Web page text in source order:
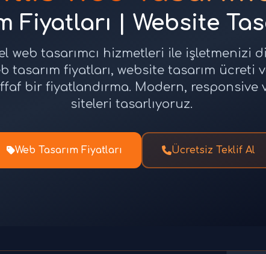
Fiyatları | Website
web tasarımcı hizmetleri ile işletmenizi
tasarım fiyatları, website tasarım ücreti
bir fiyatlandırma. Modern, responsive
siteleri tasarlıyoruz.
Web Tasarım Fiyatları Ücretsiz Teklif Al